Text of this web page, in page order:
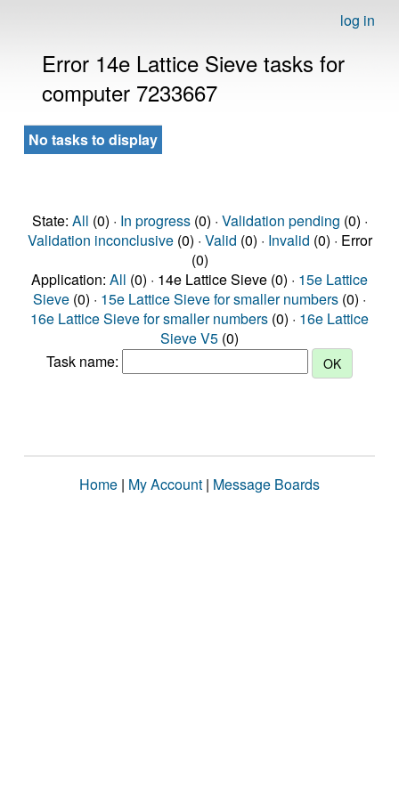
log in
Error 14e Lattice Sieve tasks for
computer 7233667
No tasks to display
State: All (0) · In progress(0) · Validation pending (0) ·
Validation inconclusive(0) · Valid (0) · Invalid (0) · Error
(0)
Application: All (0) · 14e Lattice Sieve (0) · 15e Lattice
Sieve (0) · 15e Lattice Sieve for smaller numbers (0) ·
16e Lattice Sieve for smaller numbers (0) · 16e Lattice
Sieve V5 (0)
Task name:
Home | My Account | Message Boards